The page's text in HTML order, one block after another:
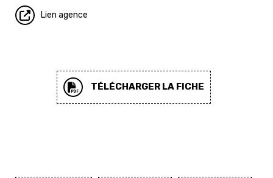
Lien agence
TÉLÉCHARGER LA FICHE